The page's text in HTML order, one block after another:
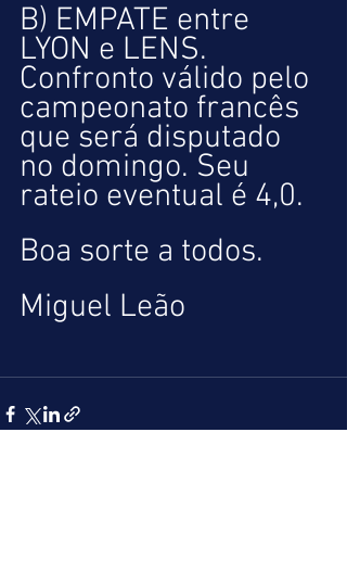
B) EMPATE entre
LYON e LENS.
Confronto válido pelo
campeonato francês
que será disputado
no domingo. Seu
rateio eventual é 4,0.
Boa sorte a todos.
Miguel Leão